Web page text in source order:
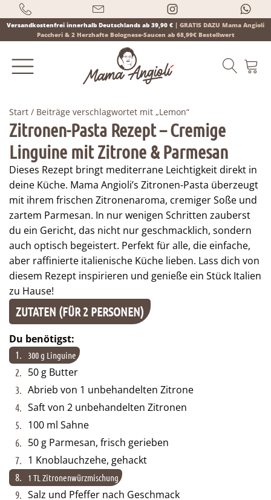
Versandkostenfrei innerhalb Deutschlands ab 39,90 € | GRATIS DAZU Mama Angioli
Paccheri & 2 Herzhafte Bolognese-Saucen ab 68,99€ Bestellwert
Products
search
Start / Beiträge verschlagwortet mit „Lemon“
Zitronen-Pasta Rezept – Cremige
Linguine mit Zitrone & Parmesan
Dieses Rezept bringt mediterrane Leichtigkeit direkt in
deine Küche. Mama Angioli’s Zitronen-Pasta überzeugt
mit ihrem frischen Zitronenaroma, cremiger Soße und
zartem Parmesan. In nur wenigen Schritten zauberst
du ein Gericht, das nicht nur geschmacklich, sondern
auch optisch begeistert. Perfekt für alle, die einfache,
aber raffinierte italienische Küche lieben. Lass dich von
diesem Rezept inspirieren und genieße ein Stück Italien
zu Hause!
ZUTATEN (FÜR 2 PERSONEN)
Du benötigst:
1. 300 g Linguine
2. 50 g Butter
3. Abrieb von 1 unbehandelten Zitrone
4. Saft von 2 unbehandelten Zitronen
5. 100 ml Sahne
6. 50 g Parmesan, frisch gerieben
7. 1 Knoblauchzehe, gehackt
8. 1 TL Zitronenwürzmischung
9. Salz und Pfeffer nach Geschmack